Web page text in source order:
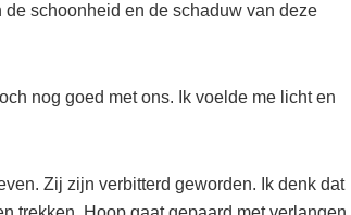
schoonheid en de schaduw van deze
nog goed met ons. Ik voelde me licht en
Zij zijn verbitterd geworden. Ik denk dat